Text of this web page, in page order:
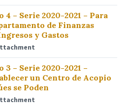
4 – Serie 2020-2021 – Para
de Finanzas
y Gastos
– Serie 2020-2021 –
un Centro de Acopio
se Poden